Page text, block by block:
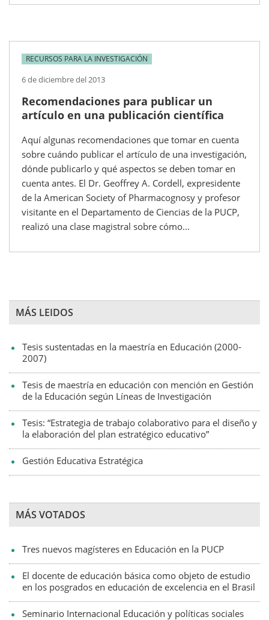
RECURSOS PARA LA INVESTIGACIÓN
6 de diciembre del 2013
Recomendaciones para publicar un
artículo en una publicación científica
Aquí algunas recomendaciones que tomar en cuenta
sobre cuándo publicar el artículo de una investigación,
dónde publicarlo y qué aspectos se deben tomar en
cuenta antes. El Dr. Geoffrey A. Cordell, expresidente
de la American Society of Pharmacognosy y profesor
visitante en el Departamento de Ciencias de la PUCP,
realizó una clase magistral sobre cómo...
MÁS LEIDOS
Tesis sustentadas en la maestría en Educación (2000-
2007)
Tesis de maestría en educación con mención en Gestión
de la Educación según Líneas de Investigación
Tesis: “Estrategia de trabajo colaborativo para el diseño y
la elaboración del plan estratégico educativo”
Gestión Educativa Estratégica
MÁS VOTADOS
Tres nuevos magísteres en Educación en la PUCP
El docente de educación básica como objeto de estudio
en los posgrados en educación de excelencia en el Brasil
Seminario Internacional Educación y políticas sociales